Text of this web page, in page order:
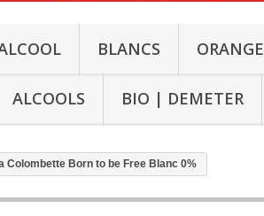
BLANCS ORANGE
ALCOOLS BIO | DEMETER
Colombette Born to be Free Blanc 0%